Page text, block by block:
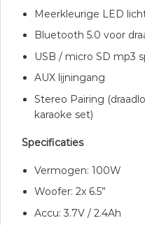
Meerkleurige LED
Bluetooth 5.0 voor
USB / micro SD mp3
AUX lijningang
Stereo Pairing
karaoke set)
Specificaties
Vermogen: 100W
Woofer: 2x 6.5”
Accu: 3.7V / 2.4Ah